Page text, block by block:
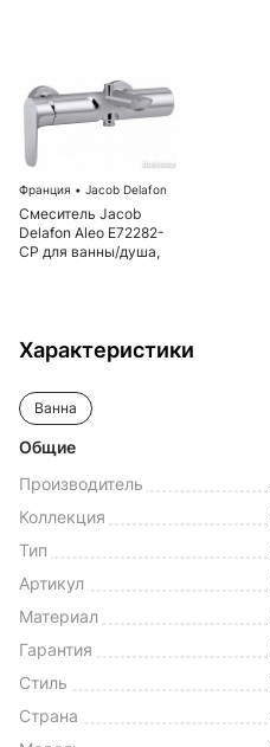
Франция • Jacob Delafon
Смеситель Jacob
Delafon Aleo E72282-
CP для ванны/душа,
Характеристики
Ванна
Общие
Производитель
Коллекция
Тип
Артикул
Материал
Гарантия
Стиль
Страна